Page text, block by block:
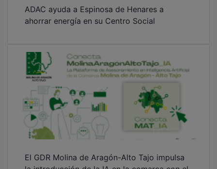
OTRAS NOTICIAS